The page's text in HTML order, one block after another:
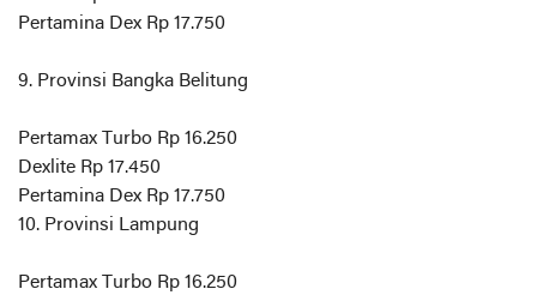
Pertamina Dex Rp 17.750
9. Provinsi Bangka Belitung
Pertamax Turbo Rp 16.250
Dexlite Rp 17.450
Pertamina Dex Rp 17.750
10. Provinsi Lampung
Pertamax Turbo Rp 16.250